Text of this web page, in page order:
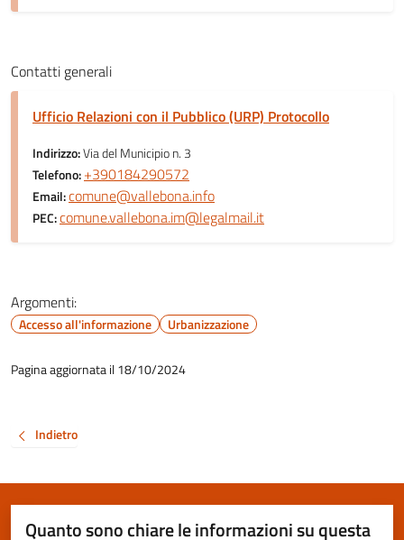
Contatti generali
Ufficio Relazioni con il Pubblico (URP) Protocollo
Indirizzo:Via del Municipio n. 3
Telefono:+390184290572
Email:comune@vallebona.info
PEC:comune.vallebona.im@legalmail.it
Argomenti:
Accesso all'informazione Urbanizzazione
Pagina aggiornata il 18/10/2024
Indietro
Quanto sono chiare le informazioni su questa